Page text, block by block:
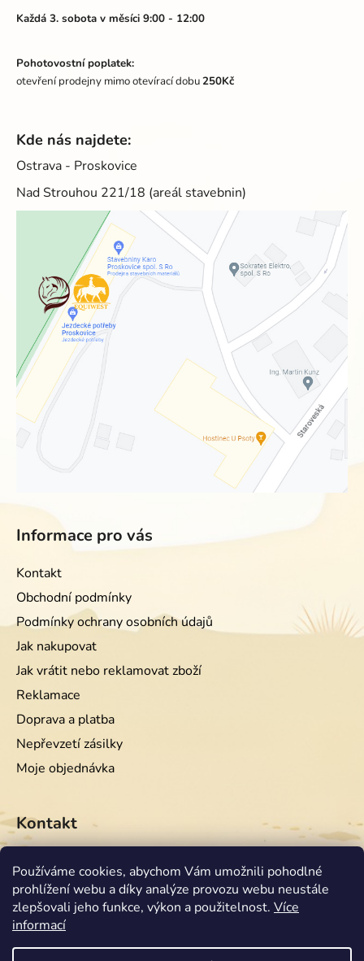
Používáme cookies, abychom Vám umožnili pohodlné
prohlížení webu a díky analýze provozu webu neustále
zlepšovali jeho funkce, výkon a použitelnost. Více
informací
Každá 3. sobota v měsíci 9:00 - 12:00
Pohotovostní poplatek:
otevření prodejny mimo otevírací dobu250Kč
Kde nás najdete:
Ostrava - Proskovice
Nad Strouhou 221/18 (areál stavebnin)
Informace pro vás
Kontakt
Obchodní podmínky
Podmínky ochrany osobních údajů
Jak nakupovat
Jak vrátit nebo reklamovat zboží
Reklamace
Doprava a platba
Nepřevzetí zásilky
Moje objednávka
Kontakt
info @equiwest.cz
+420724001554